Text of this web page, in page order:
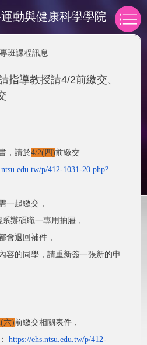
動與健康科學學院
班課程訊息
指導教授請4/2前繳交、
，請於4/2(四)前繳交
tw/p/412-1031-20.php?
一起繳交，
辦碩職一專用抽屜，
會退回補件，
容的同學，請重新簽一張新的申
六)前繳交相關表件，
https://ehs.ntsu.edu.tw/p/412-